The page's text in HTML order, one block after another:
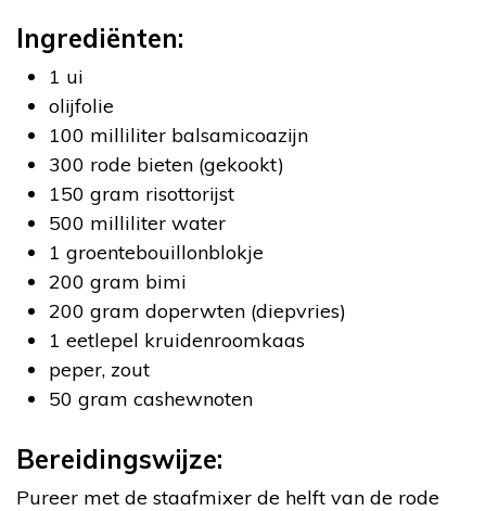
Ingrediënten:
1 ui
olijfolie
100 milliliter balsamicoazijn
300 rode bieten (gekookt)
150 gram risottorijst
500 milliliter water
1 groentebouillonblokje
200 gram bimi
200 gram doperwten (diepvries)
1 eetlepel kruidenroomkaas
peper, zout
50 gram cashewnoten
Bereidingswijze:
Pureer met de staafmixer de helft van de rode